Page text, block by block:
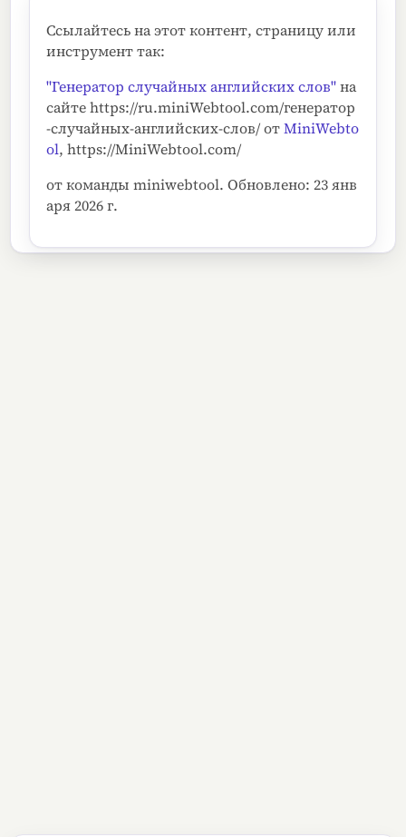
Ссылайтесь на этот контент, страницу или
инструмент так:
"Генератор случайных английских слов"на
сайте https://ru.miniWebtool.com/генератор
-случайных-английских-слов/ отMiniWebto
ol, https://MiniWebtool.com/
от команды miniwebtool. Обновлено: 23 янв
аря 2026 г.